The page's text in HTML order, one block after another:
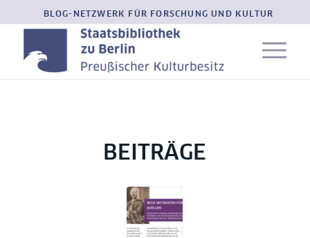
BLOG-NETZWERK FÜR FORSCHUNG UND KULTUR
BEITRÄGE